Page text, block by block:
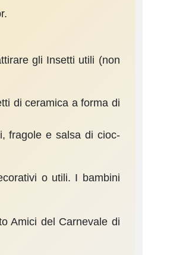
gli Insetti utili (non
di ceramica a forma di
fragole e salsa di cioc­
o utili. I bambini
Amici del Carnevale di